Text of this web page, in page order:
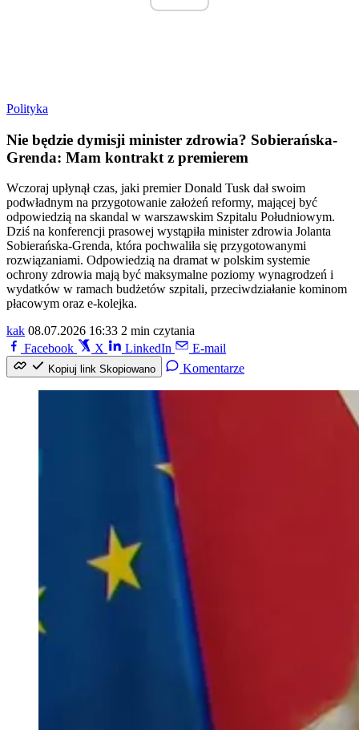
Polityka
Nie będzie dymisji minister zdrowia? Sobierańska-
Grenda: Mam kontrakt z premierem
Wczoraj upłynął czas, jaki premier Donald Tusk dał swoim
podwładnym na przygotowanie założeń reformy, mającej być
odpowiedzią na skandal w warszawskim Szpitalu Południowym.
Dziś na konferencji prasowej wystąpiła minister zdrowia Jolanta
Sobierańska-Grenda, która pochwaliła się przygotowanymi
rozwiązaniami. Odpowiedzią na dramat w polskim systemie
ochrony zdrowia mają być maksymalne poziomy wynagrodzeń i
wydatków w ramach budżetów szpitali, przeciwdziałanie kominom
płacowym oraz e-kolejka.
kak 08.07.2026 16:33 2 min czytania
Facebook
X LinkedIn E-mail
Kopiuj link Skopiowano Komentarze